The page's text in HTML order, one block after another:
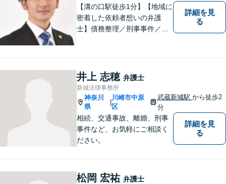
【溝の口駅徒歩1分】【地域に
密着した依頼者想いの弁護
士】債務整理／刑事事件／離
弁護を進めてまいります。ま
ずはお気軽にご相談くださ
い。
詳細を見
る
井上 志穂 弁護士
新城法律事務所
神奈川
県
川崎市中原
区
武蔵新城駅 から徒歩2
分
相続、交通事故、離婚、刑事
事件など、お気軽にご相談く
ださい。
詳細を見
る
松岡 宏祐 弁護士